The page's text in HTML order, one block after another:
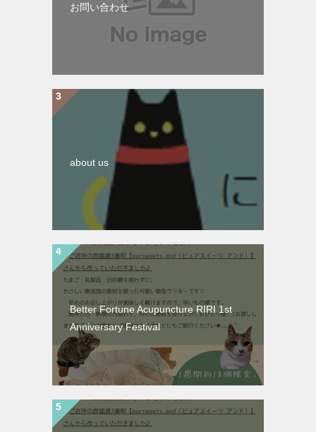
お問い合わせ
about us
Better Fortune Acupuncture RIRI 1st
Anniversary Festival